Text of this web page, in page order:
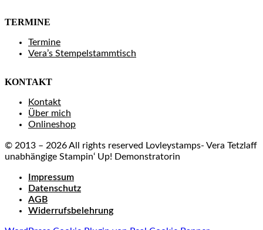
TERMINE
Termine
Vera’s Stempelstammtisch
KONTAKT
Kontakt
Über mich
Onlineshop
© 2013 – 2026 All rights reserved Lovleystamps- Vera Tetzlaff
unabhängige Stampin‘ Up! Demonstratorin
Impressum
Datenschutz
AGB
Widerrufsbelehrung